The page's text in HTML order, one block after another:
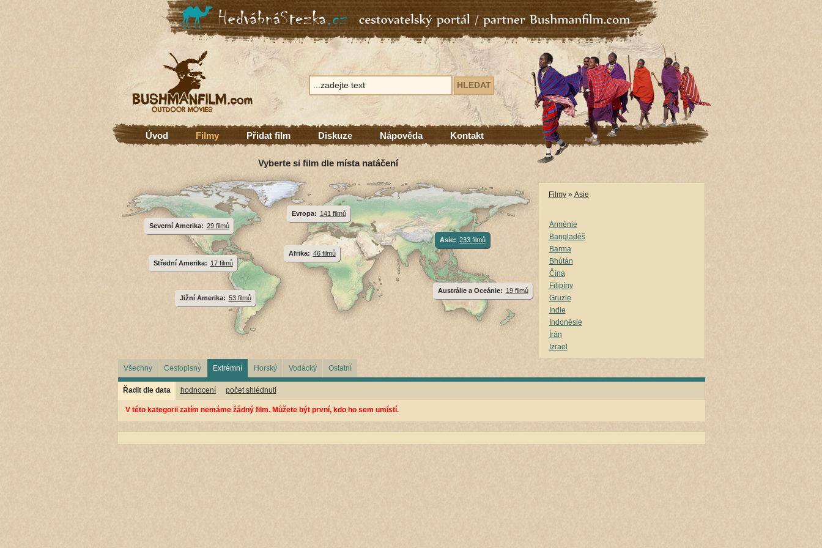
Úvod Filmy Přidat film Diskuze Nápověda Kontakt
Vyberte si film dle místa natáčení
Afrika: 46 filmů
Asie: 233 filmů
Austrálie a Oceánie: 19 filmů
Evropa: 141 filmů
Jižní Amerika: 53 filmů
Severní Amerika: 29 filmů
Střední Amerika: 17 filmů
Filmy» Asie
Arménie
Bangladéš
Barma
Bhútán
Čína
Filipíny
Gruzie
Indie
Indonésie
Írán
Izrael
Japonsko
Jordánsko
Kyrgyzstan
Laos
Malajsie
Všechny Cestopisný Extrémní Horský Vodácký Ostatní
Řadit dle data hodnocení počet shlédnutí
V této kategorii zatím nemáme žádný film. Můžete být první, kdo ho sem umístí.